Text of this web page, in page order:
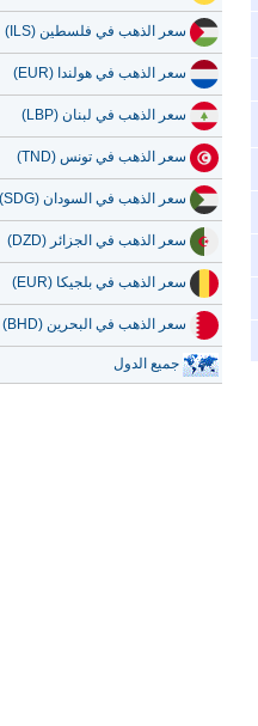
سعر الذهب في فلسطين (ILS)
سعر الذهب في هولندا (EUR)
سعر الذهب في لبنان (LBP)
سعر الذهب في تونس (TND)
سعر الذهب في السودان (SDG)
سعر الذهب في الجزائر (DZD)
سعر الذهب في بلجيكا (EUR)
سعر الذهب في البحرين (BHD)
جميع الدول